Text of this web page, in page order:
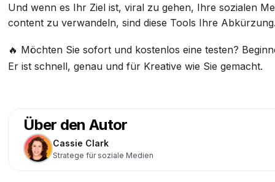
Und wenn es Ihr Ziel ist, viral zu gehen, Ihre sozialen
content zu verwandeln, sind diese Tools Ihre
🔥 Möchten Sie sofort und kostenlos eine testen?
Er ist schnell, genau und für Kreative wie Sie gemacht.
Über den Autor
Cassie Clark
Stratege für soziale Medien